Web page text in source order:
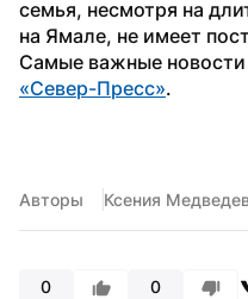
семья, несмотря на
на Ямале, не имеет
«Север-Пресс».
Авторы Ксения
0 0